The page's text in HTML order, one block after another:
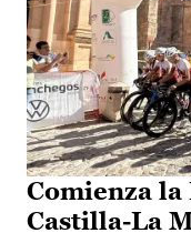
Comienza
Castilla-La